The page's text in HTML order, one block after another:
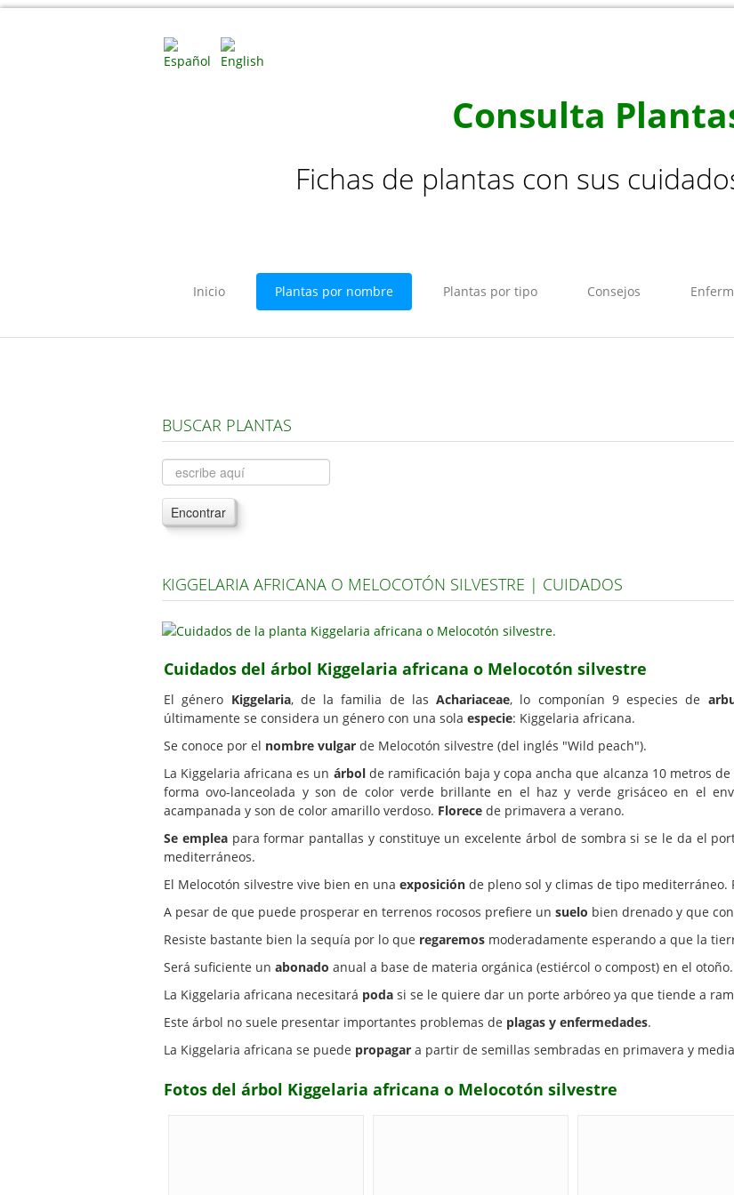
Consulta
Fichas de plantas con sus
Inicio Plantas por nombre Plantas por tipo Consejos
BUSCAR PLANTAS
Encontrar
KIGGELARIA AFRICANA O MELOCOTÓN SILVESTRE | CUIDADOS
Cuidados del árbol Kiggelaria africana o Melocotón silvestre
El género Kiggelaria, de la familia de las Achariaceae, lo componían 9 especies de
últimamente se considera un género con una sola especie: Kiggelaria africana.
Se conoce por el nombre vulgar de Melocotón silvestre (del inglés "Wild peach").
La Kiggelaria africana es un árbolde ramificación baja y copa ancha que alcanza 10 metros
forma ovo-lanceolada y son de color verde brillante en el haz y verde grisáceo en el
acampanada y son de color amarillo verdoso. Florece de primavera a verano.
Se empleapara formar pantallas y constituye un excelente árbol de sombra si se le da el
mediterráneos.
El Melocotón silvestre vive bien en una exposición de pleno sol y climas de tipo mediterráneo.
A pesar de que puede prosperar en terrenos rocosos prefiere un suelo bien drenado y que
Resiste bastante bien la sequía por lo que regaremos moderadamente esperando a que la
Será suficiente un abonado anual a base de materia orgánica (estiércol o compost) en el otoño.
La Kiggelaria africana necesitará poda si se le quiere dar un porte arbóreo ya que tiende a
Este árbol no suele presentar importantes problemas de plagas y enfermedades.
La Kiggelaria africana se puede propagar a partir de semillas sembradas en primavera y
Fotos del árbol Kiggelaria africana o Melocotón silvestre